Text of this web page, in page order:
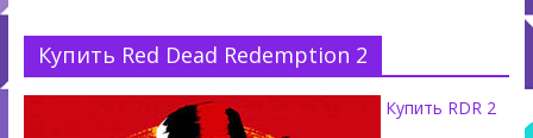
Купить Red Dead Redemption 2
Купить RDR 2